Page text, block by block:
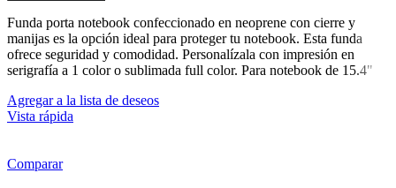
Funda porta notebook confeccionado en neoprene con cierre y
manijas es la opción ideal para proteger tu notebook. Esta funda
ofrece seguridad y comodidad. Personalízala con impresión en
serigrafía a 1 color o sublimada full color. Para notebook de 15.4"
Agregar a la lista de deseos
Vista rápida
Comparar